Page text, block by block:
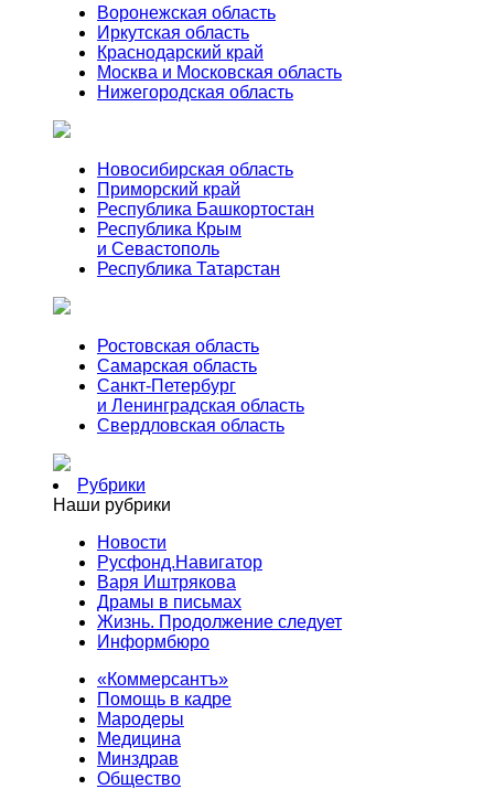
Воронежская область
Иркутская область
Краснодарский край
Москва и Московская область
Нижегородская область
Новосибирская область
Приморский край
Республика Башкортостан
Республика Крым
и Севастополь
Республика Татарстан
Ростовская область
Самарская область
Санкт-Петербург
и Ленинградская область
Свердловская область
Рубрики
Наши рубрики
Новости
Русфонд.Навигатор
Варя Иштрякова
Драмы в письмах
Жизнь. Продолжение следует
Информбюро
«Коммерсантъ»
Помощь в кадре
Мародеры
Медицина
Минздрав
Общество